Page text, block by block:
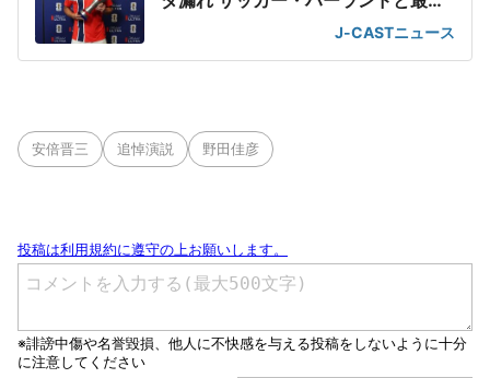
J-CASTニュース
安倍晋三 追悼演説 野田佳彦